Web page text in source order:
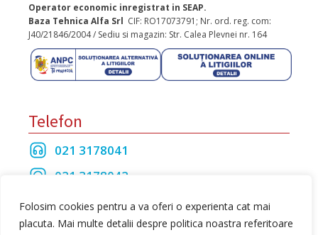
Folosim cookies pentru a va oferi o experienta cat mai
placuta. Mai multe detalii despre politica noastra referitoare
Operator economic inregistrat in SEAP.
Baza Tehnica Alfa Srl CIF: RO17073791; Nr. ord. reg. com:
J40/21846/2004 / Sediu si magazin: Str. Calea Plevnei nr. 164
Telefon
021 3178041
021 3178042
021 3175208